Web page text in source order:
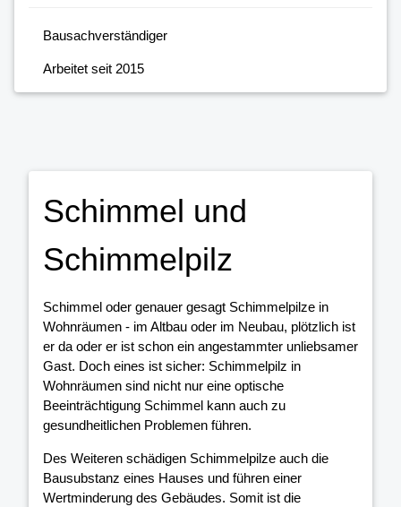
Bausachverständiger
Arbeitet seit 2015
Schimmel und
Schimmelpilz
Schimmel oder genauer gesagt Schimmelpilze in
Wohnräumen - im Altbau oder im Neubau, plötzlich ist
er da oder er ist schon ein angestammter unliebsamer
Gast. Doch eines ist sicher: Schimmelpilz in
Wohnräumen sind nicht nur eine optische
Beeinträchtigung Schimmel kann auch zu
gesundheitlichen Problemen führen.
Des Weiteren schädigen Schimmelpilze auch die
Bausubstanz eines Hauses und führen einer
Wertminderung des Gebäudes. Somit ist die